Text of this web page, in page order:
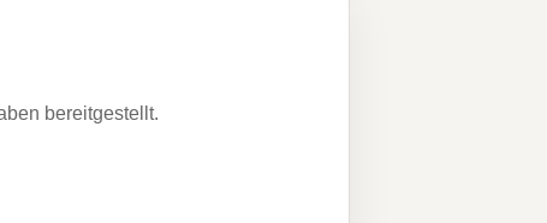
bereitgestellt.